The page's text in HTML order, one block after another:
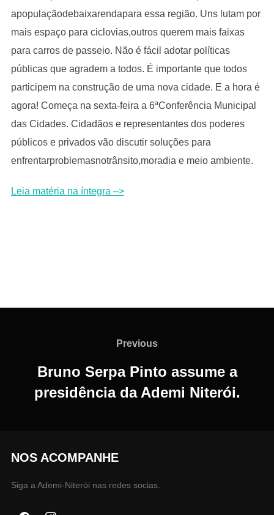
apopulaçãodebaixarendapara essa região. Uns lutam por
mais espaço para ciclovias,outros querem mais faixas
para carros de passeio. Não é fácil adotar políticas
públicas que agradem a todos. É importante que todos
participem na construção de uma nova cidade. E a hora é
agora! Começa na sexta-feira a 6ªConferência Municipal
das Cidades. Cidadãos e representantes dos poderes
públicos e privados vão discutir soluções para
enfrentarproblemasnotrânsito,moradia e meio ambiente.
Leia matéria na íntegra –>
Post
Previous
Previous
Bruno Serpa Pinto assume a
presidência da Ademi Niterói.
NOS ACOMPANHE
Siga a Ademi-Niterói nas redes socias.